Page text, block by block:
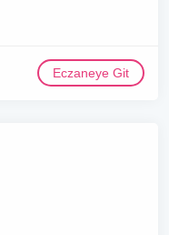
Eczaneye Git